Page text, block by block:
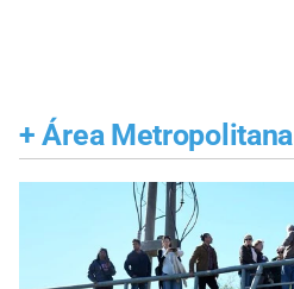
+ Área Metropolitana